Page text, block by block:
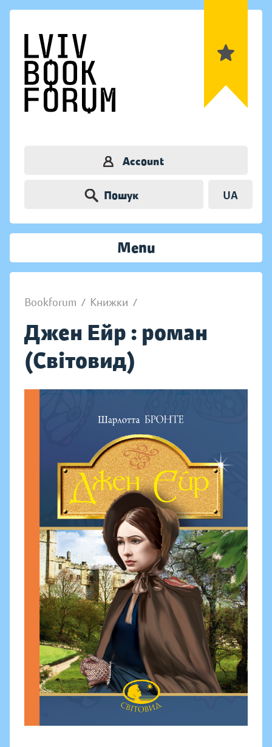
Account
Пошук UA
Menu
Bookforum / Книжки /
Джен Ейр : роман
(Світовид)